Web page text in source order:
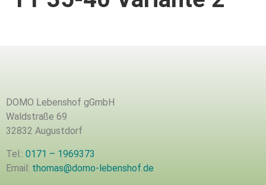
DOMO Lebenshof gGmbH
Waldstraße 69
32832 Augustdorf
Tel.: 0171 – 1969373
Email: thomas@domo-lebenshof.de